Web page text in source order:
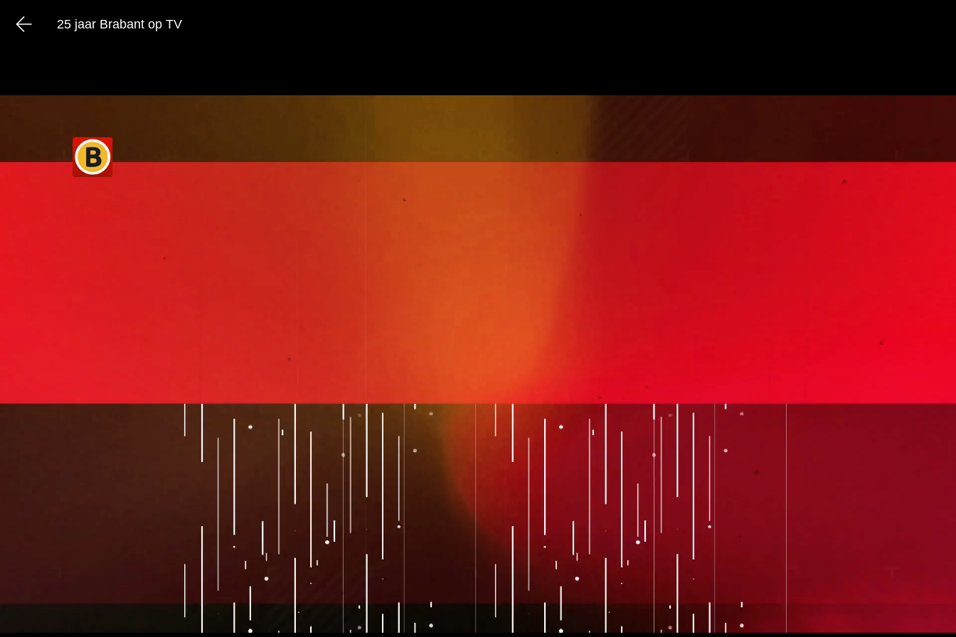
25 jaar Brabant op TV